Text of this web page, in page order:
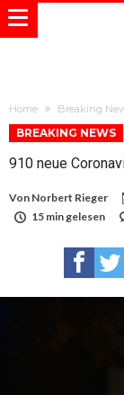
Home Breaking
BREAKING NEWS
910 neue
Von Norbert Rieger
15 min gelesen